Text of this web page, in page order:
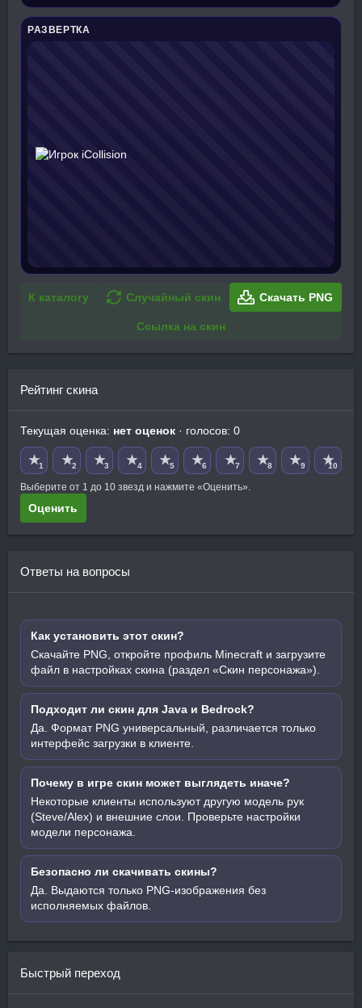
РАЗВЕРТКА
К каталогу Случайный скин Скачать PNG
Ссылка на скин
Рейтинг скина
Текущая оценка: нет оценок · голосов: 0
★1 ★2 ★3 ★4 ★5 ★6 ★7 ★8 ★9 ★10
Выберите от 1 до 10 звезд и нажмите «Оценить».
Оценить
Ответы на вопросы
Как установить этот скин?
Скачайте PNG, откройте профиль Minecraft и загрузите
файл в настройках скина (раздел «Скин персонажа»).
Подходит ли скин для Java и Bedrock?
Да. Формат PNG универсальный, различается только
интерфейс загрузки в клиенте.
Почему в игре скин может выглядеть иначе?
Некоторые клиенты используют другую модель рук
(Steve/Alex) и внешние слои. Проверьте настройки
модели персонажа.
Безопасно ли скачивать скины?
Да. Выдаются только PNG-изображения без
исполняемых файлов.
Быстрый переход